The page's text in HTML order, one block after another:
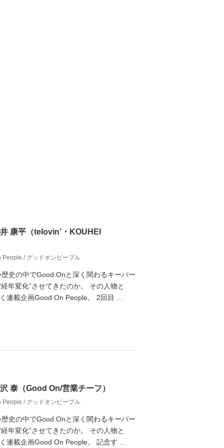
康平（telovin’・KOUHEI
People / グッドオンピープル
史の中でGood Onと深く関わるキーパー
年変化”させてきたのか。 その人物と
連載企画Good On People。 2回目 ...
泰（Good On/営業チーフ）
People / グッドオンピープル
史の中でGood Onと深く関わるキーパー
年変化”させてきたのか。 その人物と
連載企画Good On People。 記念す ...